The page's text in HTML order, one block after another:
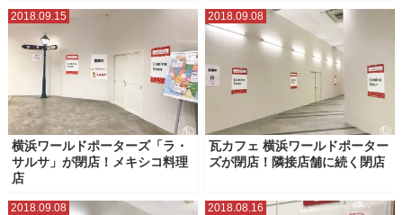
横浜ビブレ 横浜ベイクォーター 横浜ポルタ 横浜モアーズ
横浜ワールドポーターズ
ベーカリースクエア（横浜高島屋）
横濱ゲートタワー
2018.09.15
横浜ワールドポーターズ「ラ・
サルサ」が閉店！メキシコ料理
店
2018.09.08
瓦カフェ 横浜ワールドポーター
ズが閉店！隣接店舗に続く閉店
2018.09.08 2018.08.16